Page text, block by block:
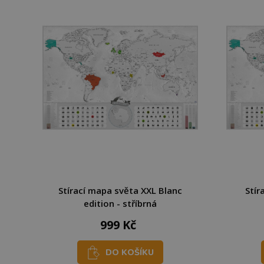
Stírací mapa světa XXL Blanc
edition - stříbrná
999 Kč
DO KOŠÍKU